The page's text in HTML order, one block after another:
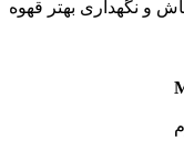
و نگهداری بهتر قهوه